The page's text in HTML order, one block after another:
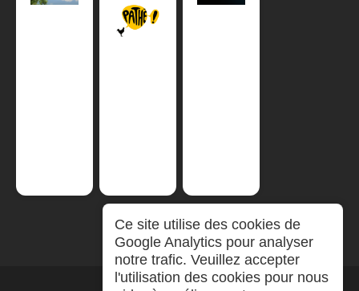
Ce site utilise des cookies de
Google Analytics pour analyser
notre trafic. Veuillez accepter
l'utilisation des cookies pour nous